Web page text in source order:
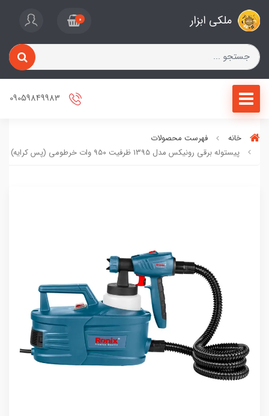
ملکی ابزار 0
خانه
فهرست محصولات
پیستوله برقی رونیکس مدل 1395 ظرفیت ۹۵۰ وات خرطومی (پس کرایه)